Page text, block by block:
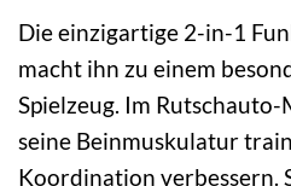
Die einzigartige 2-in-1
macht ihn zu einem
Spielzeug. Im
seine Beinmuskulatur
Koordination verbessern.